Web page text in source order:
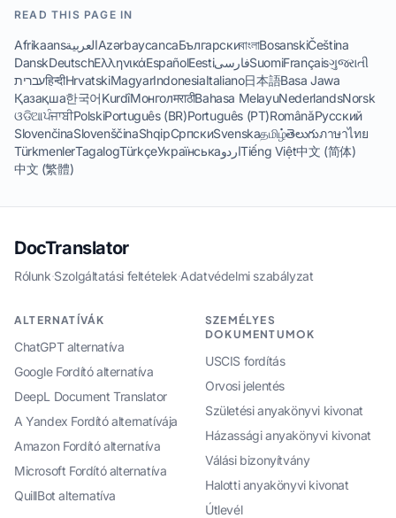
READ THIS PAGE IN
AfrikaansالعربيةAzərbaycancaБългарскиবাংলাBosanskiČeština
DanskDeutschΕλληνικάEspañolEestiفارسیSuomiFrançaisગુજરાતી
עבריתहिन्दीHrvatskiMagyarIndonesiaItaliano日本語Basa Jawa
Қазақша한국어KurdîМонголमराठीBahasa MelayuNederlandsNorsk
ଓଡିଆਪੰਜਾਬੀPolskiPortuguês (BR)Português (PT)RomânăРусский
SlovenčinaSlovenščinaShqipСрпскиSvenskaதமிழ்తెలుగుภาษาไทย
TürkmenlerTagalogTürkçeУкраїнськаاردوTiếng Việt中文 (简体)
中文 (繁體)
DocTranslator
Rólunk·Szolgáltatási feltételek·Adatvédelmi szabályzat
ALTERNATÍVÁK
ChatGPT alternatíva
Google Fordító alternatíva
DeepL Document Translator
A Yandex Fordító alternatívája
Amazon Fordító alternatíva
Microsoft Fordító alternatíva
QuillBot alternatíva
SZEMÉLYES
DOKUMENTUMOK
USCIS fordítás
Orvosi jelentés
Születési anyakönyvi kivonat
Házassági anyakönyvi kivonat
Válási bizonyítvány
Halotti anyakönyvi kivonat
Útlevél